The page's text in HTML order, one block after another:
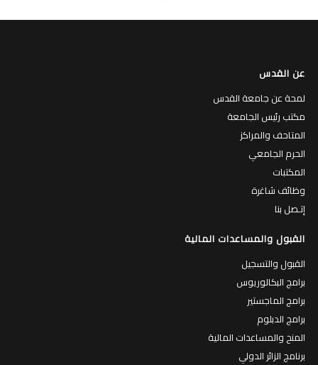
عن القدس
لمحة عن جامعة القدس
مكتب رئيس الجامعة
المتاحف والمراكز
الحرم الجامعي
المكتبات
وظائف شاغرة
إتـصل بنا
القبول والمساعدات المالية
القبول والتسجيل
برامج البكالوريوس
برامج الماجستير
برامج الدبلوم
المنح والمساعدات المالية
برنامج الزائر الدولي